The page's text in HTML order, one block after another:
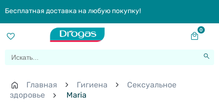
Бесплатная доставка на любую покупку!
0
Главная Гигиена
Сексуальное
здоровье
Maria